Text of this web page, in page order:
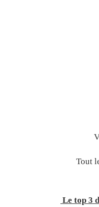
Tout
Le top 3